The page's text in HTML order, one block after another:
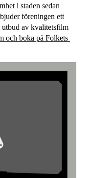
i staden sedan
föreningen ett
utbud av kvalitetsfilm
och boka på Folkets
öppnas i nytt fönster.